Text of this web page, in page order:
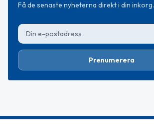
Få de senaste nyheterna direkt i din inkorg.
Prenumerera